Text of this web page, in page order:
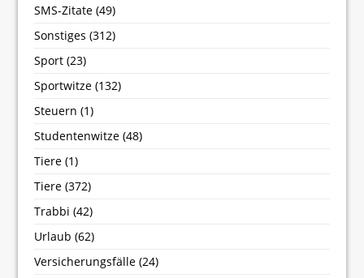
SMS-Zitate (49)
Sonstiges (312)
Sport (23)
Sportwitze (132)
Steuern (1)
Studentenwitze (48)
Tiere (1)
Tiere (372)
Trabbi (42)
Urlaub (62)
Versicherungsfälle (24)